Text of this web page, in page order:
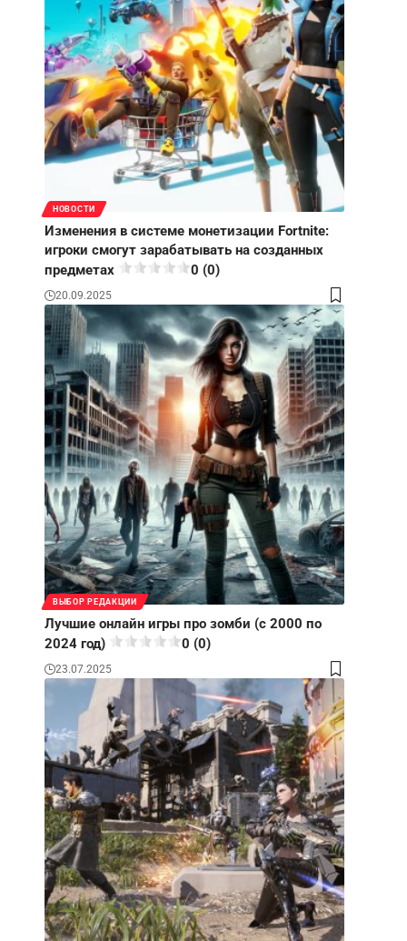
НОВОСТИ
Изменения в системе монетизации Fortnite:
игроки смогут зарабатывать на созданных
предметах
0 (0)
20.09.2025
ВЫБОР РЕДАКЦИИ
Лучшие онлайн игры про зомби (с 2000 по
2024 год)
0 (0)
23.07.2025